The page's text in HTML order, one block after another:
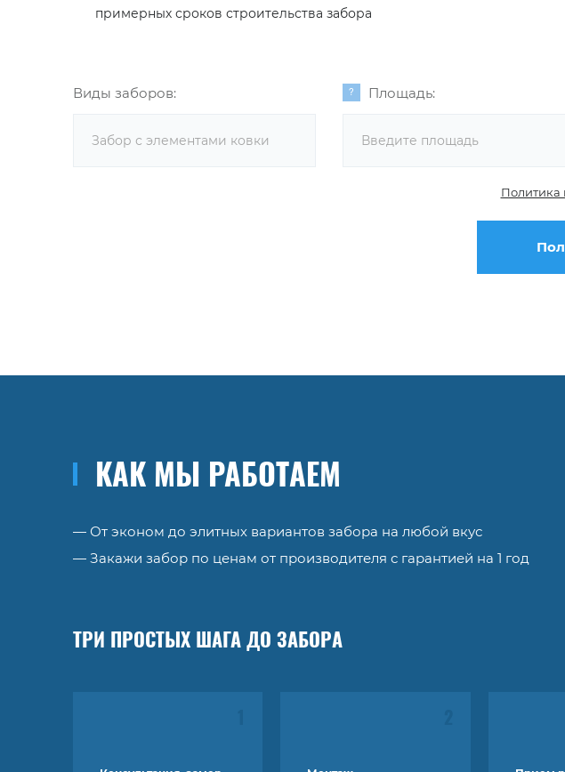
примерных сроков строительства забора
Виды заборов:
Забор с элементами ковки
Площадь:
Политика
КАК МЫ РАБОТАЕМ
— От эконом до элитных вариантов забора на любой вкус
— Закажи забор по ценам от производителя с гарантией на 1 год
ТРИ ПРОСТЫХ ШАГА ДО ЗАБОРА